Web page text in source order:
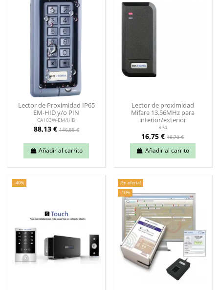
Lector de Proximidad IP65
EM-HID y/o PIN
CA103W-EM/HID
88,13 €146,88 €
Añadir al carrito
Lector de proximidad
Mifare 13.56MHz para
interior/exterior
RP4
16,75 €19,70 €
Añadir al carrito
-40%
¡En oferta!
-10%